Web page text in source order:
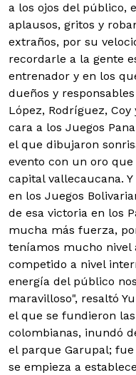
a los ojos del público,
aplausos, gritos y
extraños, por su
recordarle a la gente
entrenador y en los
dueños y
López, Rodríguez,
cara a los Juegos
el que dibujaron
evento con un oro
capital vallecaucana.
en los Juegos
de esa victoria en los
mucha más fuerza,
teníamos mucho nivel
competido a nivel
energía del público
maravilloso", resaltó
el que se fundieron
colombianas, inundó
el parque Garupal;
se empieza a